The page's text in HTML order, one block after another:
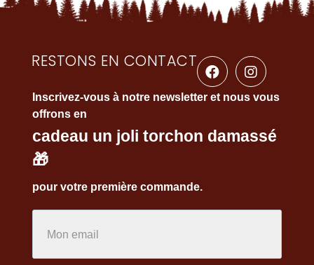
RESTONS EN CONTACT
Inscrivez-vous à notre newsletter et nous vous
offrons en
cadeau un joli torchon damassé
🎁
pour votre première commande.